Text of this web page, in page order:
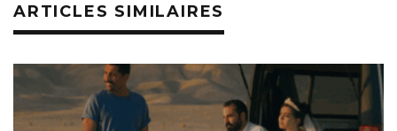
ARTICLES SIMILAIRES